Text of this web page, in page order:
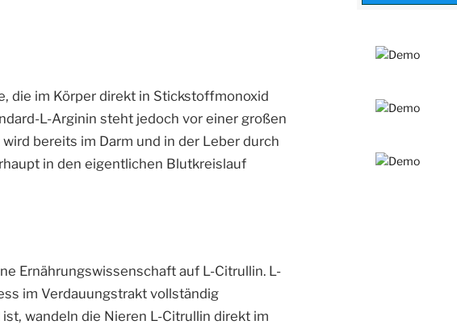
die im Körper direkt in Stickstoffmonoxid
L-Arginin steht jedoch vor einer großen
bereits im Darm und in der Leber durch
in den eigentlichen Blutkreislauf
Ernährungswissenschaft auf L-Citrullin. L-
im Verdauungstrakt vollständig
wandeln die Nieren L-Citrullin direkt im